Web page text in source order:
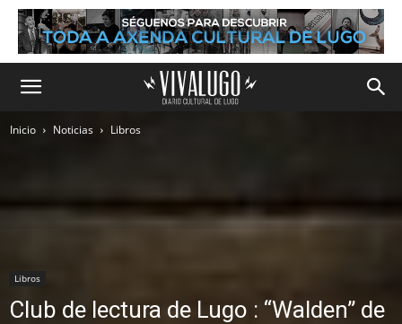
Inicio Noticias Libros
Libros
Club de lectura de Lugo : “Walden” de